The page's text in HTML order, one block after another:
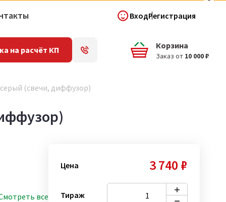
ВходРегистрация
Корзина
Заказ от 10 000 ₽
на расчёт КП
(свечи, диффузор)
все
Цена 3 740 ₽
Тираж